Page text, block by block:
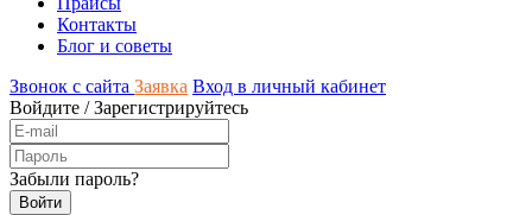
Контакты
Блог и советы
Звонок с сайта Заявка Вход в личный кабинет
Войдите /Зарегистрируйтесь
Забыли пароль?